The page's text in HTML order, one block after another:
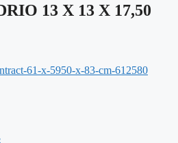
13 X 13 X 17,50